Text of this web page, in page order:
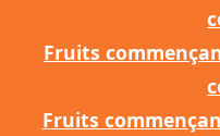
Fruits
Fruits